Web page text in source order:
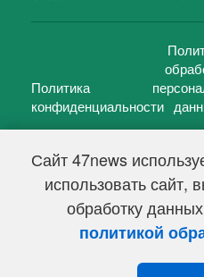
Сайт 47news
использовать сайт,
обработку
политикой
Политика
конфиденциальности
47 новостей (47 news)2005 —
Свидетельство о регистрации
Федеральной службой по
информационных технологий и